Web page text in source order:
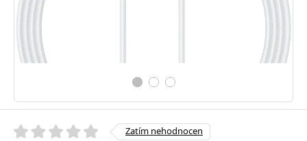
Zatím nehodnocen